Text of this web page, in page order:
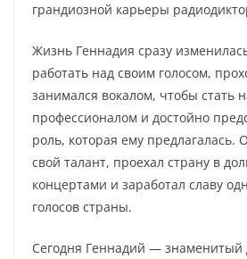
грандиозной карьеры
Жизнь Геннадия сразу
работать над своим голосом,
занимался вокалом, чтобы стать
профессионалом и достойно
роль, которая ему предлагалась.
свой талант, проехал страну в
концертами и заработал славу
голосов страны.
Сегодня Геннадий — знаменитый